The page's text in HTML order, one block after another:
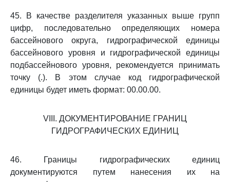
45. В качестве разделителя указанных выше групп
цифр, последовательно определяющих номера
бассейнового округа, гидрографической единицы
бассейнового уровня и гидрографической единицы
подбассейнового уровня, рекомендуется принимать
точку (.). В этом случае код гидрографической
единицы будет иметь формат: 00.00.00.
VIII. ДОКУМЕНТИРОВАНИЕ ГРАНИЦ
ГИДРОГРАФИЧЕСКИХ ЕДИНИЦ
46. Границы гидрографических единиц
документируются путем нанесения их на